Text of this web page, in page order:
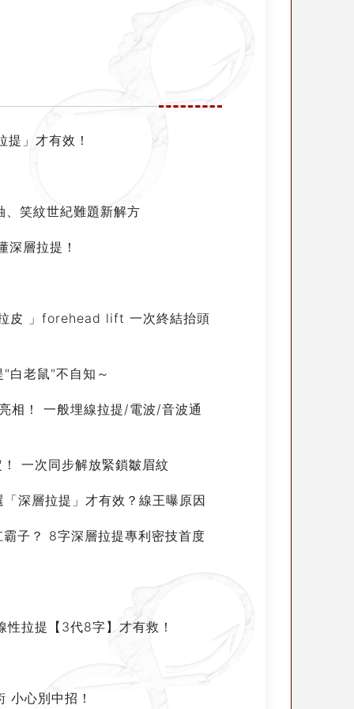
」才有效！
笑紋世紀難題新解方
層拉提！
皮 」forehead lift 一次終結抬頭
白老鼠"不自知～
相！ 一般埋線拉提/電波/音波通
一次同步解放緊鎖皺眉紋
深層拉提」才有效？線王曝原因
子？ 8字深層拉提專利密技首度
拉提【3代8字】才有救！
小心別中招！